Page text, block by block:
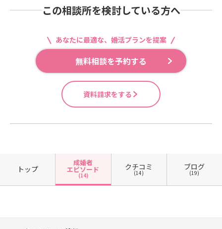
この相談所を検討している方へ
あなたに最適な、婚活プランを提案
無料相談を予約する
資料請求をする
トップ
成婚者
エピソード
(14)
クチコミ
(14)
ブログ
(19)